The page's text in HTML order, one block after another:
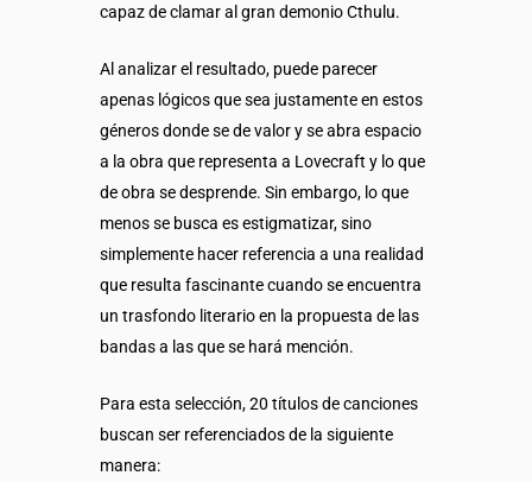
capaz de clamar al gran demonio Cthulu.
Al analizar el resultado, puede parecer
apenas lógicos que sea justamente en estos
géneros donde se de valor y se abra espacio
a la obra que representa a Lovecraft y lo que
de obra se desprende. Sin embargo, lo que
menos se busca es estigmatizar, sino
simplemente hacer referencia a una realidad
que resulta fascinante cuando se encuentra
un trasfondo literario en la propuesta de las
bandas a las que se hará mención.
Para esta selección, 20 títulos de canciones
buscan ser referenciados de la siguiente
manera: